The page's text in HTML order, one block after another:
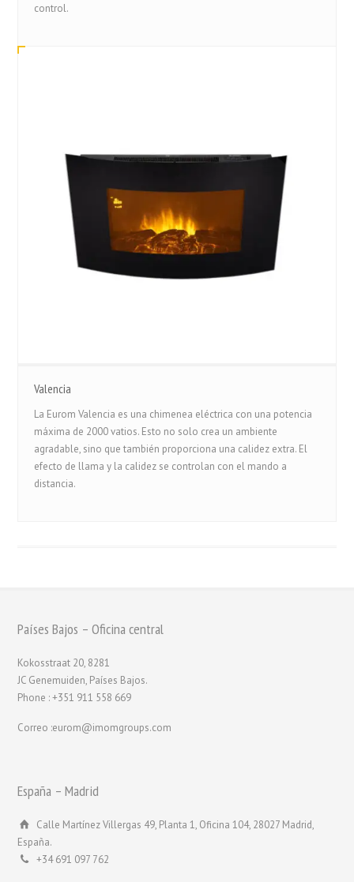
control.
Valencia
La Eurom Valencia es una chimenea eléctrica con una potencia
máxima de 2000 vatios. Esto no solo crea un ambiente
agradable, sino que también proporciona una calidez extra. El
efecto de llama y la calidez se controlan con el mando a
distancia.
Países Bajos – Oficina central
Kokosstraat 20, 8281
JC Genemuiden, Países Bajos.
Phone : +351 911 558 669
Correo :eurom@imomgroups.com
España – Madrid
Calle Martínez Villergas 49, Planta 1, Oficina 104, 28027 Madrid,
España.
+34 691 097 762